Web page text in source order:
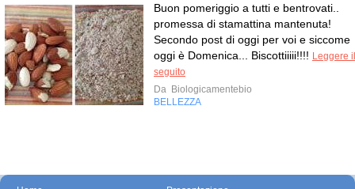
Buon pomeriggio a tutti e bentrovati..
promessa di stamattina mantenuta!
Secondo post di oggi per voi e siccome
oggi è Domenica... Biscottiiiii!!!! Leggere il
seguito
Da Biologicamentebio
BELLEZZA